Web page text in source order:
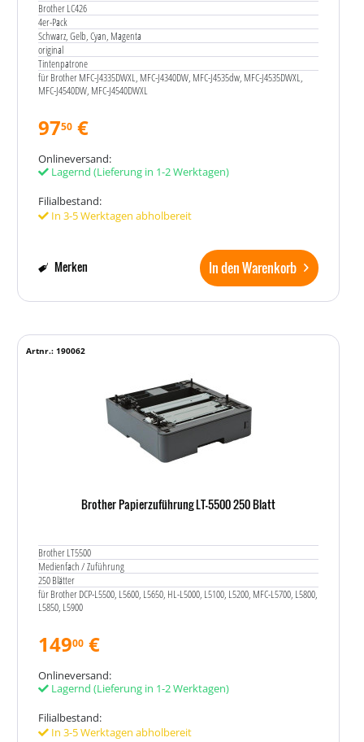
Brother LC426
4er-Pack
Schwarz, Gelb, Cyan, Magenta
original
Tintenpatrone
für Brother MFC-J4335DWXL, MFC-J4340DW, MFC-J4535dw, MFC-J4535DWXL,
MFC-J4540DW, MFC-J4540DWXL
9750 €
Onlineversand:
Lagernd (Lieferung in 1-2 Werktagen)
Filialbestand:
In 3-5 Werktagen abholbereit
In den Warenkorb
Merken
Brother Papierzuführung LT-5500 250 Blatt
Brother LT5500
Medienfach / Zuführung
250 Blätter
für Brother DCP-L5500, L5600, L5650, HL-L5000, L5100, L5200, MFC-L5700, L5800,
L5850, L5900
Artnr.: 190062
14900 €
Onlineversand:
Lagernd (Lieferung in 1-2 Werktagen)
Filialbestand:
In 3-5 Werktagen abholbereit